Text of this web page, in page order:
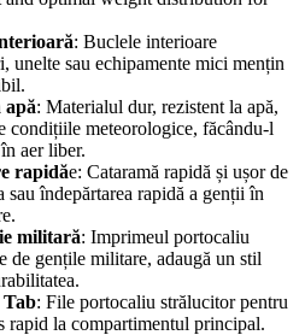
: Buclele interioare
unelte sau echipamente mici mențin
apă: Materialul dur, rezistent la apă,
condițiile meteorologice, făcându-l
aer liber.
rapidăe: Cataramă rapidă și ușor de
sau îndepărtarea rapidă a genții în
militară: Imprimeul portocaliu
de gențile militare, adaugă un stil
: File portocaliu strălucitor pentru
rapid la compartimentul principal.